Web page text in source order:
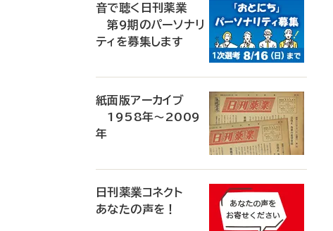
音で聴く日刊薬業
第9期のパーソナリ
ティを募集します
紙面版アーカイブ
1958年～2009
年
日刊薬業コネクト
あなたの声を！